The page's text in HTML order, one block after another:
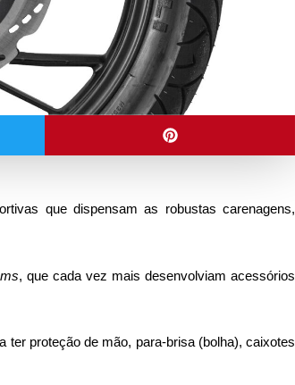
que dispensam as robustas carenagens,
, que cada vez mais desenvolviam acessórios
ter proteção de mão, para-brisa (bolha), caixotes